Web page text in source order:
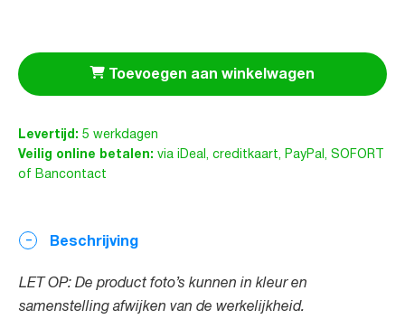
Beschrijving
LET OP: De product foto’s kunnen in kleur en
samenstelling afwijken van de werkelijkheid.
Toevoegen aan winkelwagen
Levertijd: 5 werkdagen
Veilig online betalen: via iDeal, creditkaart, PayPal, SOFORT
of Bancontact